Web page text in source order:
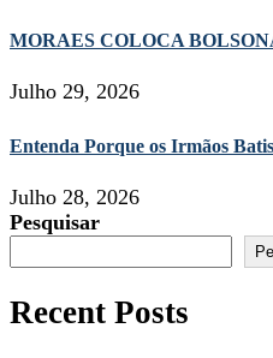
MORAES COLOCA
Julho 29, 2026
Entenda Porque os Irmãos
Julho 28, 2026
Pesquisar
Recent Posts